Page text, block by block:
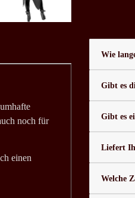
noch für
einen
Wie
Gibt es
Gibt es
Liefert
Welche